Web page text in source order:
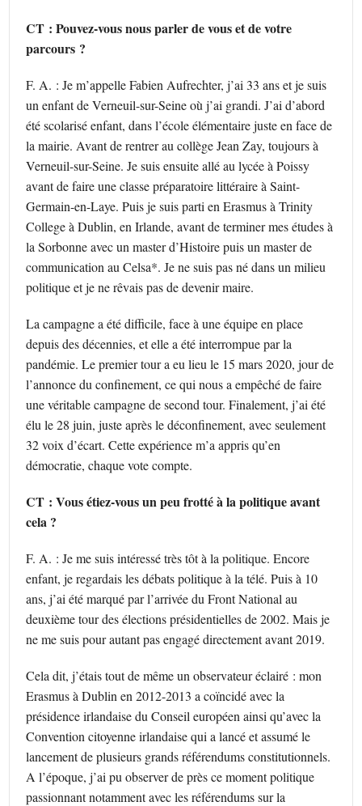
CT : Pouvez-vous nous parler de vous et de votre
parcours ?
F. A. : Je m’appelle Fabien Aufrechter, j’ai 33 ans et je suis
un enfant de Verneuil-sur-Seine où j’ai grandi. J’ai d’abord
été scolarisé enfant, dans l’école élémentaire juste en face de
la mairie. Avant de rentrer au collège Jean Zay, toujours à
Verneuil-sur-Seine. Je suis ensuite allé au lycée à Poissy
avant de faire une classe préparatoire littéraire à Saint-
Germain-en-Laye. Puis je suis parti en Erasmus à Trinity
College à Dublin, en Irlande, avant de terminer mes études à
la Sorbonne avec un master d’Histoire puis un master de
communication au Celsa*. Je ne suis pas né dans un milieu
politique et je ne rêvais pas de devenir maire.
La campagne a été difficile, face à une équipe en place
depuis des décennies, et elle a été interrompue par la
pandémie. Le premier tour a eu lieu le 15 mars 2020, jour de
l’annonce du confinement, ce qui nous a empêché de faire
une véritable campagne de second tour. Finalement, j’ai été
élu le 28 juin, juste après le déconfinement, avec seulement
32 voix d’écart. Cette expérience m’a appris qu’en
démocratie, chaque vote compte.
CT : Vous étiez-vous un peu frotté à la politique avant
cela ?
F. A. : Je me suis intéressé très tôt à la politique. Encore
enfant, je regardais les débats politique à la télé. Puis à 10
ans, j’ai été marqué par l’arrivée du Front National au
deuxième tour des élections présidentielles de 2002. Mais je
ne me suis pour autant pas engagé directement avant 2019.
Cela dit, j’étais tout de même un observateur éclairé : mon
Erasmus à Dublin en 2012-2013 a coïncidé avec la
présidence irlandaise du Conseil européen ainsi qu’avec la
Convention citoyenne irlandaise qui a lancé et assumé le
lancement de plusieurs grands référendums constitutionnels.
A l’époque, j’ai pu observer de près ce moment politique
passionnant notamment avec les référendums sur la